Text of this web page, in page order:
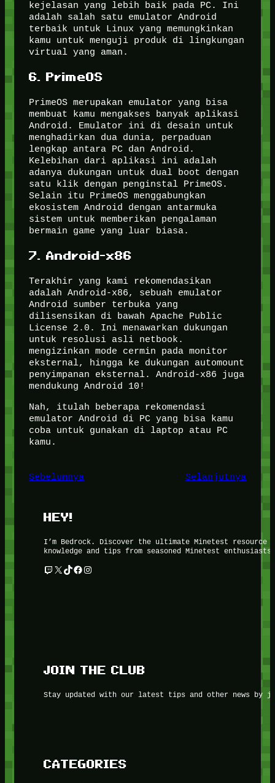
kejelasan yang lebih baik pada PC. Ini
adalah salah satu emulator Android
terbaik untuk Linux yang memungkinkan
kamu untuk menguji produk di lingkungan
virtual yang aman.
6. PrimeOS
PrimeOS merupakan emulator yang bisa
membuat kamu mengakses banyak aplikasi
Android. Emulator ini di desain untuk
menghadirkan dua dunia, perpaduan
lengkap antara PC dan Android.
Kelebihan dari aplikasi ini adalah
adanya dukungan untuk dual boot dengan
satu klik dengan penginstal PrimeOS.
Selain itu PrimeOS menggabungkan
ekosistem Android dengan antarmuka
sistem untuk memberikan pengalaman
bermain game yang luar biasa.
7. Android-x86
Terakhir yang kami rekomendasikan
adalah Android-x86, sebuah emulator
Android sumber terbuka yang
dilisensikan di bawah Apache Public
License 2.0. Ini menawarkan dukungan
untuk resolusi asli netbook.
mengizinkan mode cermin pada monitor
eksternal, hingga ke dukungan automount
penyimpanan eksternal. Android-x86 juga
mendukung Android 10!
Nah, itulah beberapa rekomendasi
emulator Android di PC yang bisa kamu
coba untuk gunakan di laptop atau PC
kamu.
Sebelumnya Selanjutnya
HEY!
I’m Bedrock. Discover the ultimate Minetest
knowledge and tips from seasoned Minetest enthusiasts.
Twitch X TikTok Facebook Instagram
JOIN THE CLUB
Stay updated with our latest tips and other news by
CATEGORIES